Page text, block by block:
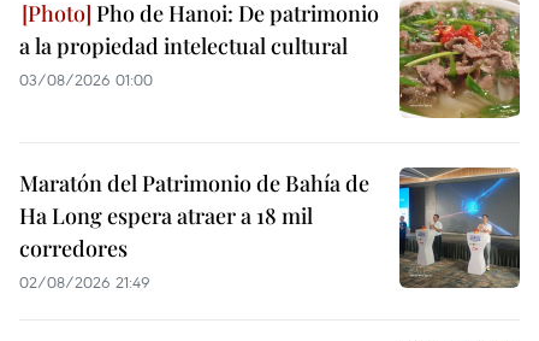
Pho de Hanoi: De patrimonio
a la propiedad intelectual cultural
03/08/2026 01:00
Maratón del Patrimonio de Bahía de
Ha Long espera atraer a 18 mil
corredores
02/08/2026 21:49